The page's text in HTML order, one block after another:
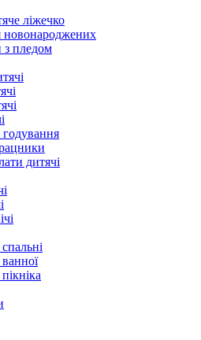
ліжечко
з пледом
дитячі